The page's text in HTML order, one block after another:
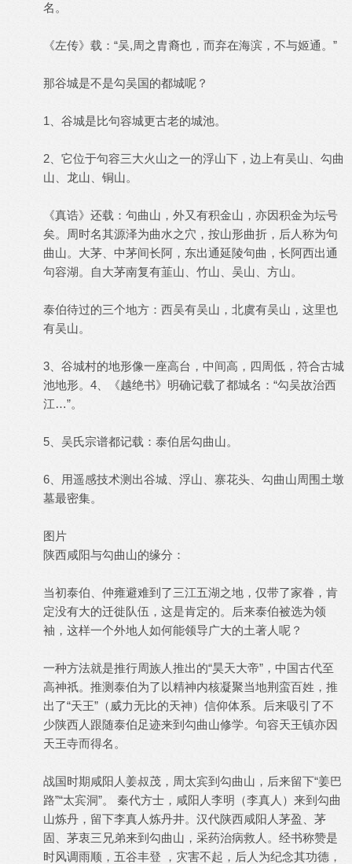
名。
《左传》载：“吴,周之胄裔也，而弃在海滨，不与姬通。”
那谷城是不是勾吴国的都城呢？
1、谷城是比句容城更古老的城池。
2、它位于句容三大火山之一的浮山下，边上有吴山、勾曲
山、龙山、铜山。
《真诰》还载：句曲山，外又有积金山，亦因积金为坛号
矣。周时名其源泽为曲水之穴，按山形曲折，后人称为句
曲山。大茅、中茅间长阿，东出通延陵句曲，长阿西出通
句容湖。自大茅南复有韮山、竹山、吴山、方山。
泰伯待过的三个地方：西吴有吴山，北虞有吴山，这里也
有吴山。
3、谷城村的地形像一座高台，中间高，四周低，符合古城
池地形。4、《越绝书》明确记载了都城名：“勾吴故治西
江…”。
5、吴氏宗谱都记载：泰伯居勾曲山。
6、用遥感技术测出谷城、浮山、寨花头、勾曲山周围土墩
墓最密集。
图片
陕西咸阳与勾曲山的缘分：
当初泰伯、仲雍避难到了三江五湖之地，仅带了家眷，肯
定没有大的迁徙队伍，这是肯定的。后来泰伯被选为领
袖，这样一个外地人如何能领导广大的土著人呢？
一种方法就是推行周族人推出的“昊天大帝”，中国古代至
高神祇。推测泰伯为了以精神内核凝聚当地荆蛮百姓，推
出了“天王”（威力无比的天神）信仰体系。后来吸引了不
少陕西人跟随泰伯足迹来到勾曲山修学。句容天王镇亦因
天王寺而得名。
战国时期咸阳人姜叔茂，周太宾到勾曲山，后来留下“姜巴
路”“太宾洞”。 秦代方士，咸阳人李明（李真人）来到勾曲
山炼丹，留下李真人炼丹井。汉代陕西咸阳人茅盈、茅
固、茅衷三兄弟来到勾曲山，采药治病救人。经书称赞是
时风调雨顺，五谷丰登 ，灾害不起，后人为纪念其功德，